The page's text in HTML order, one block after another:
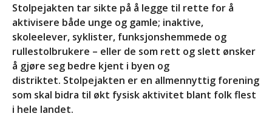
Stolpejakten tar sikte på å legge til rette for å
aktivisere både unge og gamle; inaktive,
skoleelever, syklister, funksjonshemmede og
rullestolbrukere – eller de som rett og slett ønsker
å gjøre seg bedre kjent i byen og
distriktet. Stolpejakten er en allmennyttig forening
som skal bidra til økt fysisk aktivitet blant folk flest
i hele landet.